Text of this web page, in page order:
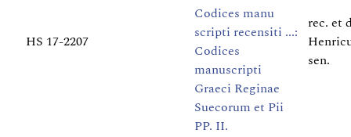
HS 17-2207
Codices manu
scripti recensiti ...:
Codices
manuscripti
Graeci Reginae
Suecorum et Pii
PP. II.
rec. et
sen.